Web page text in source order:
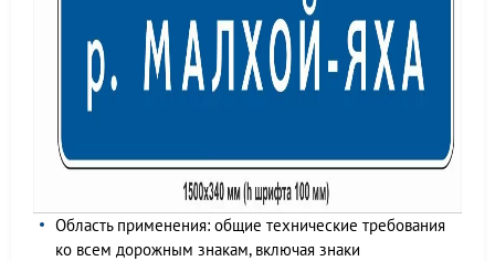
Область применения: общие технические требования
ко всем дорожным знакам, включая знаки